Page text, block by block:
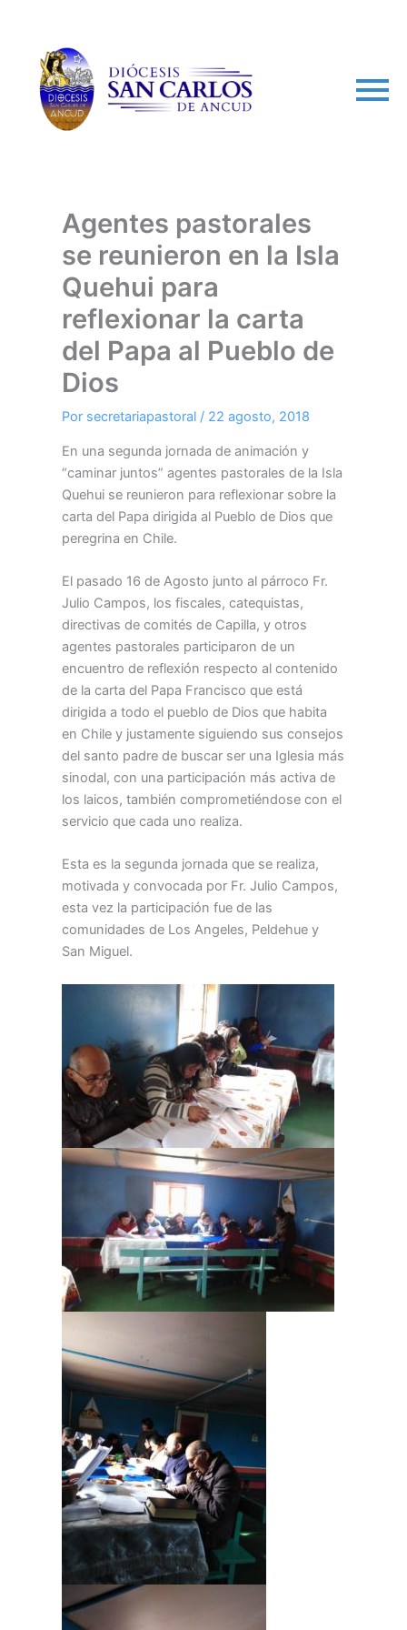
Agentes pastorales
se reunieron en la Isla
Quehui para
reflexionar la carta
del Papa al Pueblo de
Dios
Por secretariapastoral / 22 agosto, 2018
En una segunda jornada de animación y
“caminar juntos” agentes pastorales de la Isla
Quehui se reunieron para reflexionar sobre la
carta del Papa dirigida al Pueblo de Dios que
peregrina en Chile.
El pasado 16 de Agosto junto al párroco Fr.
Julio Campos, los fiscales, catequistas,
directivas de comités de Capilla, y otros
agentes pastorales participaron de un
encuentro de reflexión respecto al contenido
de la carta del Papa Francisco que está
dirigida a todo el pueblo de Dios que habita
en Chile y justamente siguiendo sus consejos
del santo padre de buscar ser una Iglesia más
sinodal, con una participación más activa de
los laicos, también comprometiéndose con el
servicio que cada uno realiza.
Esta es la segunda jornada que se realiza,
motivada y convocada por Fr. Julio Campos,
esta vez la participación fue de las
comunidades de Los Angeles, Peldehue y
San Miguel.